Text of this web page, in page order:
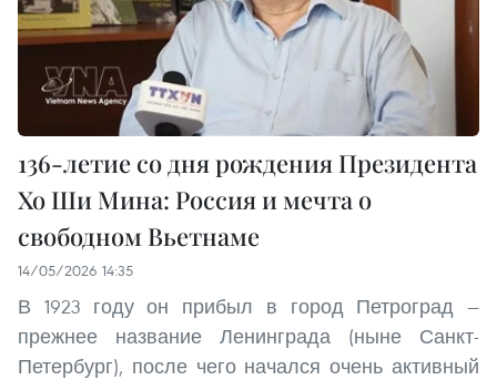
136-летие со дня рождения Президента
Хо Ши Мина: Россия и мечта о
свободном Вьетнаме
14/05/2026 14:35
В 1923 году он прибыл в город Петроград —
прежнее название Ленинграда (ныне Санкт-
Петербург), после чего начался очень активный